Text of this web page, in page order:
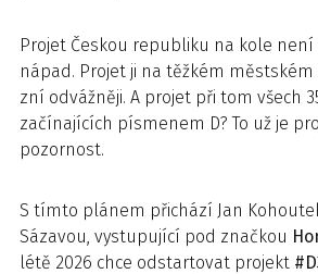
Projet Českou republiku na kole
nápad. Projet ji na těžkém
zní odvážněji. A projet při tom všech
začínajících písmenem D? To už je
pozornost.
S tímto plánem přichází Jan
Sázavou, vystupující pod značkou
létě 2026 chce odstartovat projekt